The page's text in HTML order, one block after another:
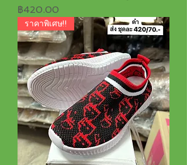
ราคา
฿420.00
ราคาพิเศษ!!